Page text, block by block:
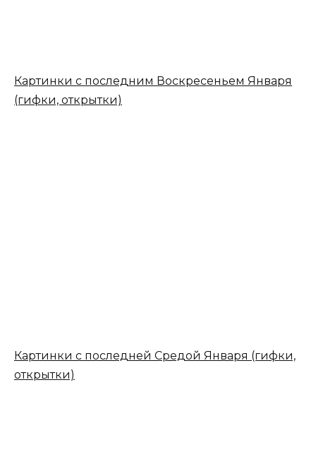
Картинки с последним Воскресеньем Января
(гифки, открытки)
Картинки с последней Средой Января (гифки,
открытки)